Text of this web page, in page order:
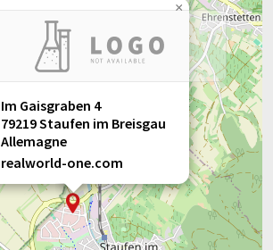
Im Gaisgraben 4
79219 Staufen im Breisgau
Allemagne
realworld-one.com
×